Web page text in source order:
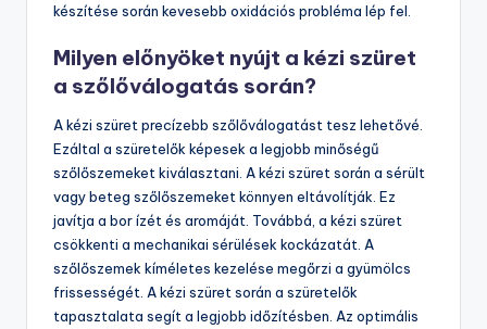
készítése során kevesebb oxidációs probléma lép fel.
Milyen előnyöket nyújt a kézi szüret
a szőlőválogatás során?
A kézi szüret precízebb szőlőválogatást tesz lehetővé.
Ezáltal a szüretelők képesek a legjobb minőségű
szőlőszemeket kiválasztani. A kézi szüret során a sérült
vagy beteg szőlőszemeket könnyen eltávolítják. Ez
javítja a bor ízét és aromáját. Továbbá, a kézi szüret
csökkenti a mechanikai sérülések kockázatát. A
szőlőszemek kíméletes kezelése megőrzi a gyümölcs
frissességét. A kézi szüret során a szüretelők
tapasztalata segít a legjobb időzítésben. Az optimális